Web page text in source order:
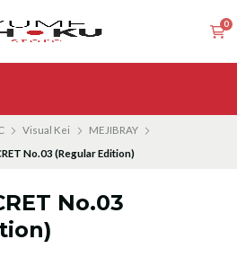
0
Visual Kei
MEJIBRAY
No.03 (Regular Edition)
No.03